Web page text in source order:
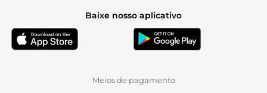
Baixe nosso aplicativo
Meios de pagamento